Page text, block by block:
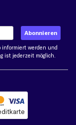
informiert werden und
ist jederzeit möglich.